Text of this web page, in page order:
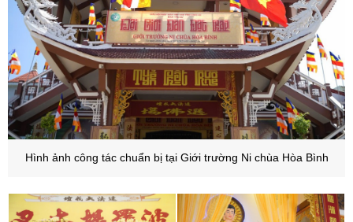
Hình ảnh công tác chuẩn bị tại Giới trường Ni chùa Hòa Bình